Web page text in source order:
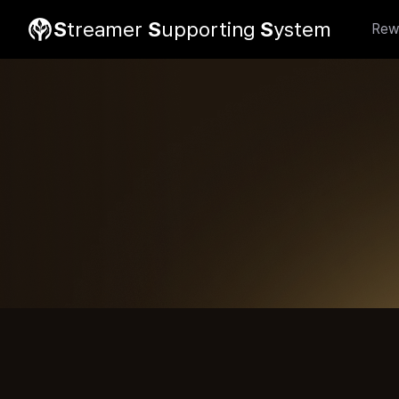
Streamer Supporting System